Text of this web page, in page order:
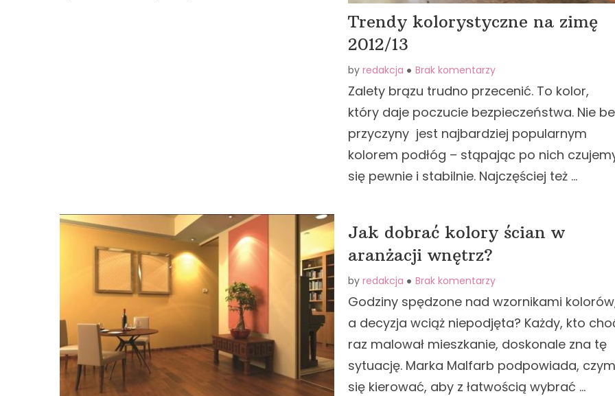
Trendy kolorystyczne na zimę
2012/13
by redakcja Brak komentarzy
Zalety brązu trudno przecenić. To kolor,
który daje poczucie bezpieczeństwa. Nie
przyczyny jest najbardziej popularnym
kolorem podłóg – stąpając po nich
się pewnie i stabilnie. Najczęściej też …
Jak dobrać kolory ścian w
aranżacji wnętrz?
by redakcja Brak komentarzy
Godziny spędzone nad wzornikami
a decyzja wciąż niepodjęta? Każdy, kto
raz malował mieszkanie, doskonale zna tę
sytuację. Marka Malfarb podpowiada, czym
się kierować, aby z łatwością wybrać …